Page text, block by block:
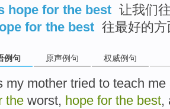
hope for the best 让我们
for the best 往最好的
例句 原声例句 权威例句
my mother tried to teach
the worst, hope for the best,